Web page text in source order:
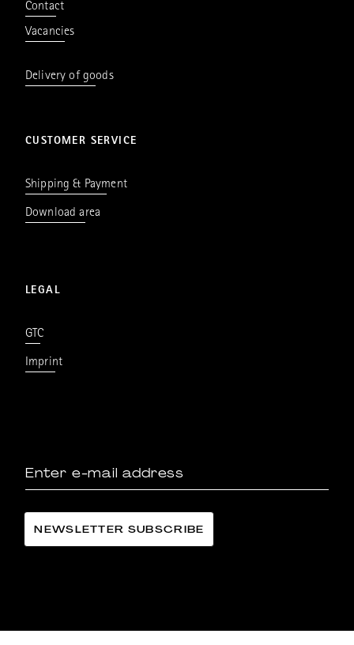
Contact
Vacancies
Delivery of goods
CUSTOMER SERVICE
Shipping & Payment
Download area
LEGAL
GTC
Imprint